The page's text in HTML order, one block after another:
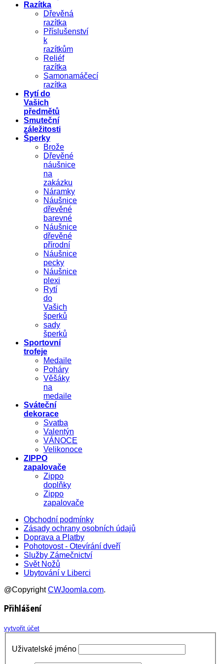
Razítka
Dřevěná
razítka
Příslušenství
k
razítkům
Reliéf
razítka
Samonamáčecí
razítka
Rytí do
Vašich
předmětů
Smuteční
záležitosti
Šperky
Brože
Dřevěné
náušnice
na
zakázku
Náramky
Náušnice
dřevěné
barevné
Náušnice
dřevěné
přírodní
Náušnice
pecky
Náušnice
plexi
Rytí
do
Vašich
šperků
sady
šperků
Sportovní
trofeje
Medaile
Poháry
Věšáky
na
medaile
Sváteční
dekorace
Svatba
Valentýn
VÁNOCE
Velikonoce
ZIPPO
zapalovače
Zippo
doplňky
Zippo
zapalovače
Obchodní podmínky
Zásady ochrany osobních údajů
Doprava a Platby
Pohotovost - Otevírání dveří
Služby Zámečnictví
Svět Nožů
Ubytování v Liberci
@CopyrightCWJoomla.com.
Přihlášení
vytvořit účet
Uživatelské jméno